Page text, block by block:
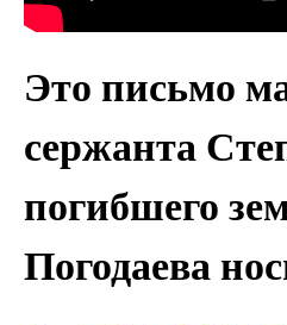
Это письмо
сержанта
погибшего
Погодаева